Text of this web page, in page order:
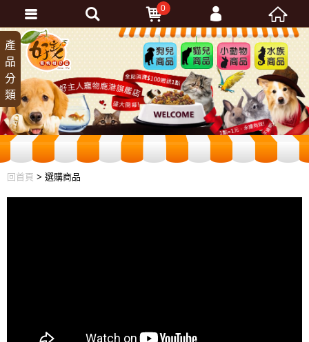
狗兒
商品
貓兒
商品
小動
物商
品
水族
商品
回首頁 > 選購商品
產
品
分
類
0
會員登入
忘記密碼
加入會員
訂單查詢